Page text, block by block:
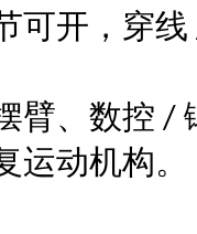
可开，穿线
臂、数控 /
运动机构。